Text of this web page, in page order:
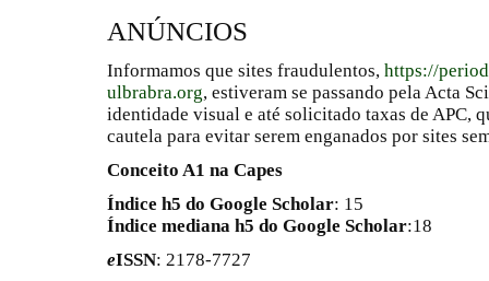
ANÚNCIOS
Informamos que sites fraudulentos, https://
ulbrabra.org, estiveram se passando pela Acta
identidade visual e até solicitado taxas de APC,
cautela para evitar serem enganados por sites
Conceito A1 na Capes
Índice h5 do Google Scholar: 15
Índice mediana h5 do Google Scholar:18
eISSN: 2178-7727